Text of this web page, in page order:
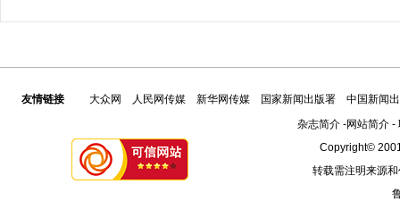
友情链接 大众网 人民网传媒 新华网传媒 国家新闻出版署
中国新闻
杂志简介-网站简介-
Copyright©
转载需注明来源